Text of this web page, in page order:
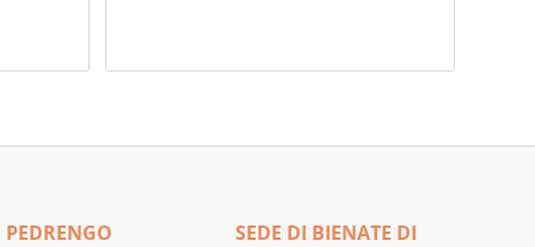
PEDRENGO
SEDE DI BIENATE DI